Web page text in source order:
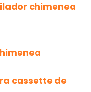
chimenea
cassette de